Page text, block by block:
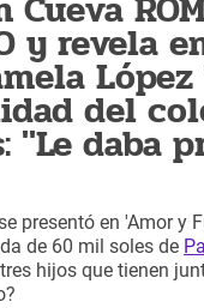
y revela
López
del
"Le daba
presentó en 'Amor y
de 60 mil soles de
hijos que tienen